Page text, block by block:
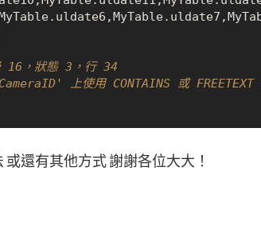
16，狀態 3，行 34
上使用 CONTAINS 或 FREETEXT
還有其他方式 謝謝各位大大！